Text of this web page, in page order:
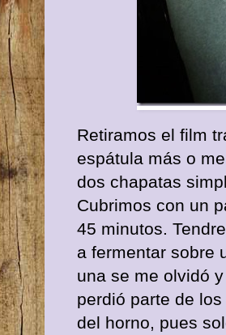
Retiramos el film
espátula más o
dos chapatas
Cubrimos con un
45 minutos.
a fermentar sobre
una se me olvidó
perdió parte de
del horno, pues